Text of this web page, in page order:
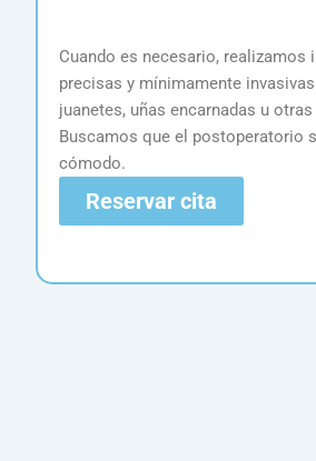
Cuando es necesario, realizamos
precisas y mínimamente
juanetes, uñas encarnadas u
Buscamos que el postoperatorio
cómodo.
Reservar cita